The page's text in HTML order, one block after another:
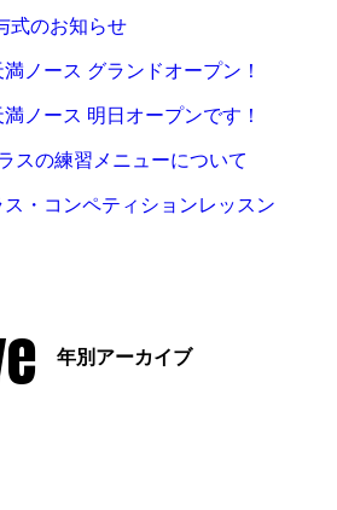
式のお知らせ
ノース グランドオープン！
ノース 明日オープンです！
スの練習メニューについて
・コンペティションレッスン
年別アーカイブ